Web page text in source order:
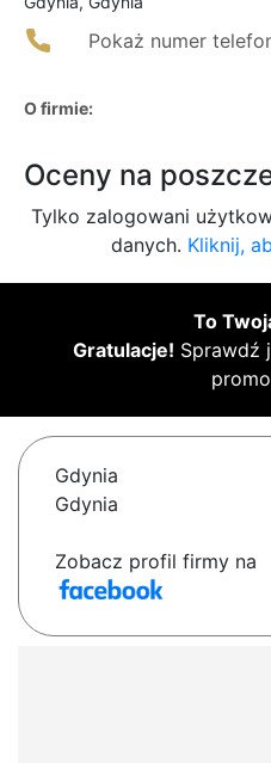
Pokaż numer
O firmie:
Oceny na
Tylko zalogowani
danych. Kliknij,
To
Gratulacje! Sprawdź
Gdynia
Gdynia
Zobacz profil firmy na